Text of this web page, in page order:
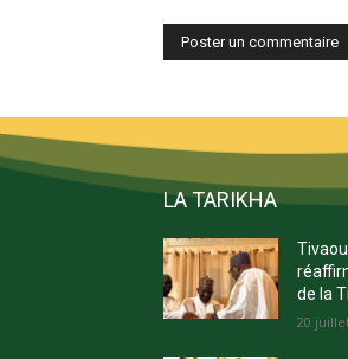
LA TARIKHA
de la
20